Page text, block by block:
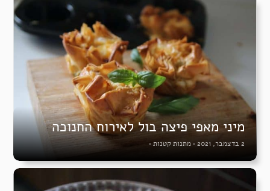
מיני מאפי פיצה בול לאירוח החנוכה
2 בדצמבר, 2021 • מתנות קטנות •